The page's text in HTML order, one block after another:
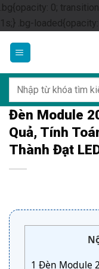
.bg{opacity: 0;
1s;} .bg-
kiếm:
Đèn Module
Quả, Tính
Thành Đạt
1 Đèn Module